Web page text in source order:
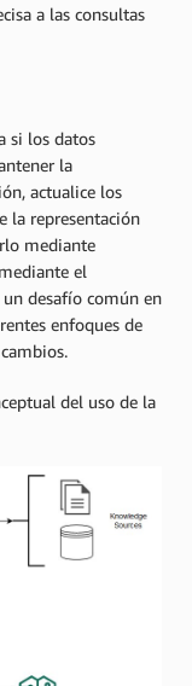
a las consultas
si los datos
la
actualice los
la representación
mediante
el
desafío común en
enfoques de
del uso de la